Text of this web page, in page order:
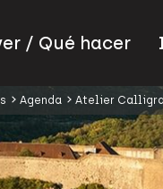
/ Qué hacer
Agenda Atelier